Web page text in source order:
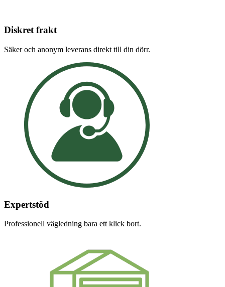
Diskret frakt
Säker och anonym leverans direkt till din dörr.
Expertstöd
Professionell vägledning bara ett klick bort.